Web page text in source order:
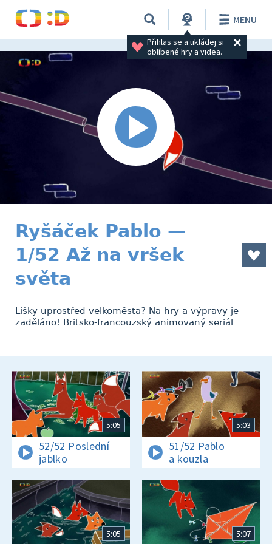
Přihlas se a ukládej si
oblíbené hry a videa.
MENU
Ryšáček Pablo —
1/52 Až na vršek
světa
Lišky uprostřed velkoměsta? Na hry a výpravy je
zaděláno! Britsko-francouzský animovaný seriál
5:05
52/52 Poslední
jablko
5:03
51/52 Pablo
a kouzla
5:05 5:07